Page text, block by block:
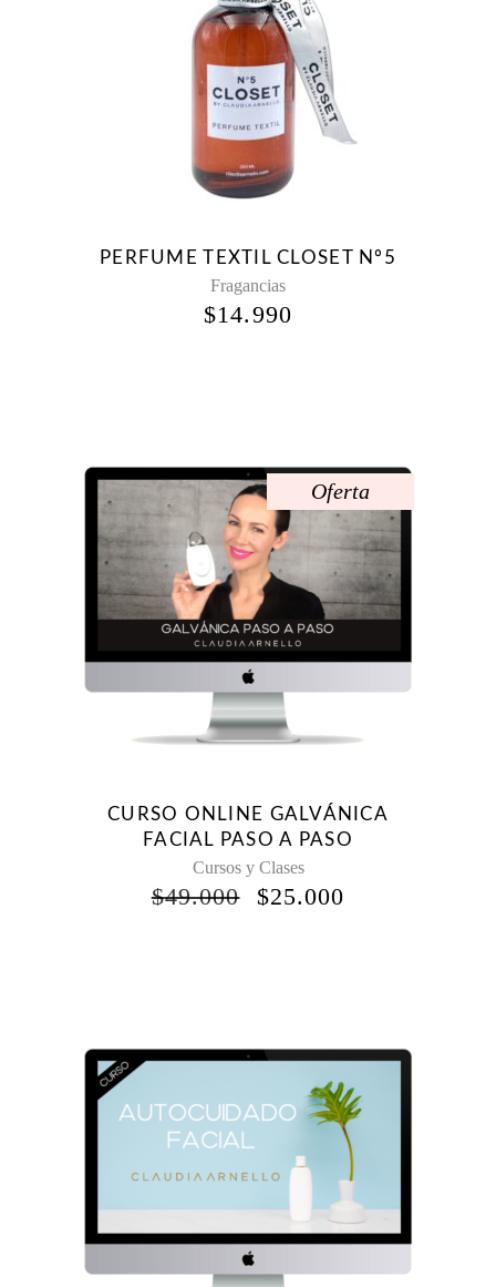
PERFUME TEXTIL CLOSET Nº5
Fragancias
$14.990
Oferta
CURSO ONLINE GALVÁNICA
FACIAL PASO A PASO
Cursos y Clases
$49.000
EL
$25.000